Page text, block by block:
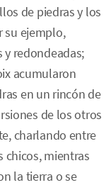
de piedras y los
su ejemplo,
y redondeadas;
acumularon
en un rincón de
de los otros
charlando entre
chicos, mientras
la tierra o se